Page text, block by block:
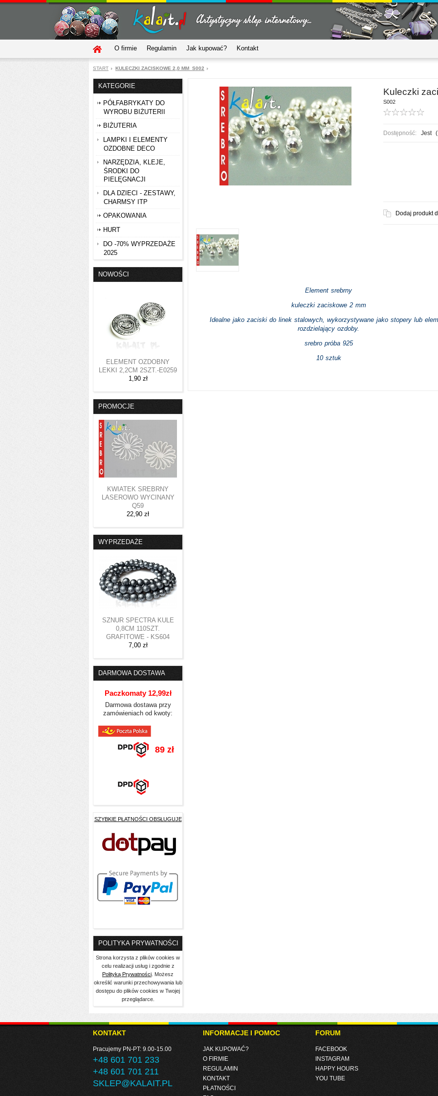
O firmie Regulamin Jak kupować? Kontakt
START KULECZKI ZACISKOWE 2,0 MM_S002
KATEGORIE
PÓŁFABRYKATY DO
WYROBU BIŻUTERII
BIŻUTERIA
LAMPKI I ELEMENTY
OZDOBNE DECO
NARZĘDZIA, KLEJE,
ŚRODKI DO
PIELĘGNACJI
DLA DZIECI - ZESTAWY,
CHARMSY ITP
OPAKOWANIA
HURT
DO -70% WYPRZEDAŻE
2025
NOWOŚCI
ELEMENT OZDOBNY
LEKKI 2,2CM 2SZT.-E0259
1,90 zł
PROMOCJE
KWIATEK SREBRNY
LASEROWO WYCINANY
Q59
22,90 zł
WYPRZEDAŻE
SZNUR SPECTRA KULE
0,8CM 110SZT.
GRAFITOWE - KS604
7,00 zł
DARMOWA DOSTAWA
Paczkomaty 12,99zł
Darmowa dostawa przy
zamówieniach od kwoty:
89 zł
SZYBKIE PŁATNOŚCI OBSŁUGUJE
POLITYKA PRYWATNOŚCI
Strona korzysta z plików cookies w
celu realizacji usług i zgodnie z
Polityką Prywatności . Możesz
określić warunki przechowywania lub
dostępu do plików cookies w Twojej
przeglądarce.
Kuleczki
S002
Dostępność: Jest (
Dodaj produkt
Element srebrny
kuleczki zaciskowe 2 mm
Idealne jako zaciski do linek stalowych, wykorzystywane jako stopery lub
rozdzielający ozdoby.
srebro próba 925
10 sztuk
KONTAKT
Pracujemy PN-PT: 9.00-15.00
+48 601 701 233
+48 601 701 211
SKLEP@KALAIT.PL
INFORMACJE I POMOC
JAK KUPOWAĆ?
O FIRMIE
REGULAMIN
KONTAKT
PŁATNOŚCI
FORUM
FACEBOOK
INSTAGRAM
HAPPY HOURS
YOU TUBE